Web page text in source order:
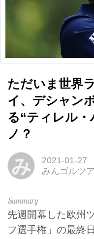
ただいま世界
イ、デシャン
る“ティレル
ノ？
み
2021-01-27
みんゴルツ
先週開幕した欧州
フ選手権」の最終